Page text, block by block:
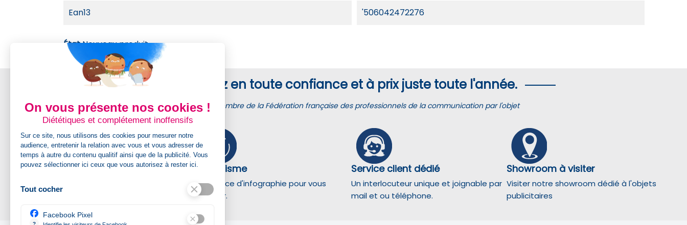
Ean13 '506042472276
ÉtatNouveau produit
Achetez en toute confiance et à prix juste toute l'année.
Kadimage membre de la Fédération française des professionnels de la communication par l'objet
Livraison gratuite Graphisme
Un service d'infographie pour vous
assister.
Service client dédié
Un interlocuteur unique et joignable par
mail et ou téléphone.
Showroom à visiter
Visiter notre showroom dédié à l'objets
publicitaires
On vous présente nos cookies !
Diététiques et complétement inoffensifs
Sur ce site, nous utilisons des cookies pour mesurer notre
audience, entretenir la relation avec vous et vous adresser de
temps à autre du contenu qualitif ainsi que de la publicité. Vous
pouvez sélectionner ici ceux que vous autorisez à rester ici.
Tout cocher
?
Facebook Pixel